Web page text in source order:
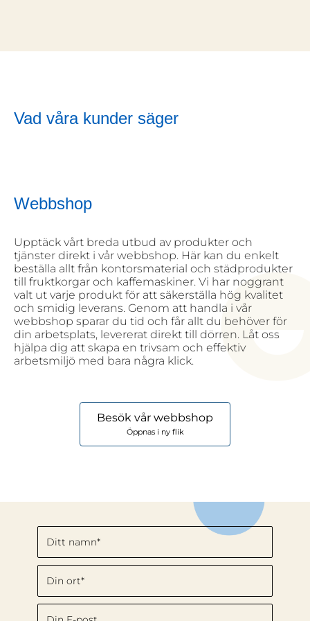
Vad våra kunder säger
Webbshop
Upptäck vårt breda utbud av produkter och
tjänster direkt i vår webbshop. Här kan du enkelt
beställa allt från kontorsmaterial och städprodukter
till fruktkorgar och kaffemaskiner. Vi har noggrant
valt ut varje produkt för att säkerställa hög kvalitet
och smidig leverans. Genom att handla i vår
webbshop sparar du tid och får allt du behöver för
din arbetsplats, levererat direkt till dörren. Låt oss
hjälpa dig att skapa en trivsam och effektiv
arbetsmiljö med bara några klick.
Besök vår webbshop
Öppnas i ny flik